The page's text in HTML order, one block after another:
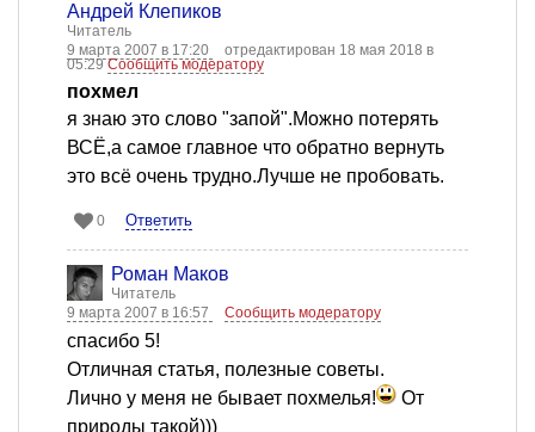
Андрей Клепиков
Читатель
9 марта 2007 в 17:20
отредактирован 18 мая 2018 в
05:29Сообщить модератору
похмел
я знаю это слово "запой".Можно потерять
ВСЁ,а самое главное что обратно вернуть
это всё очень трудно.Лучше не пробовать.
0 Ответить
Роман Маков
Читатель
9 марта 2007 в 16:57
Сообщить модератору
cпасибо 5!
Отличная статья, полезные советы.
Лично у меня не бывает похмелья!
От
природы такой)))